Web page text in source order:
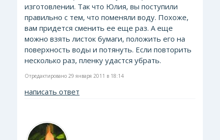
изготовлении. Так что Юлия, вы поступили
правильно с тем, что поменяли воду. Похоже,
вам придется сменить ее еще раз. А еще
можно взять листок бумаги, положить его на
поверхность воды и потянуть. Если повторить
несколько раз, пленку удастся убрать.
Отредактировано 29 января 2011 в 18:14
написать ответ